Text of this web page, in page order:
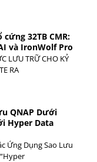
32TB CMR:
và IronWolf Pro
LƯU TRỮ CHO KỶ
RA
QNAP Dưới
Hyper Data
Ứng Dụng Sao Lưu